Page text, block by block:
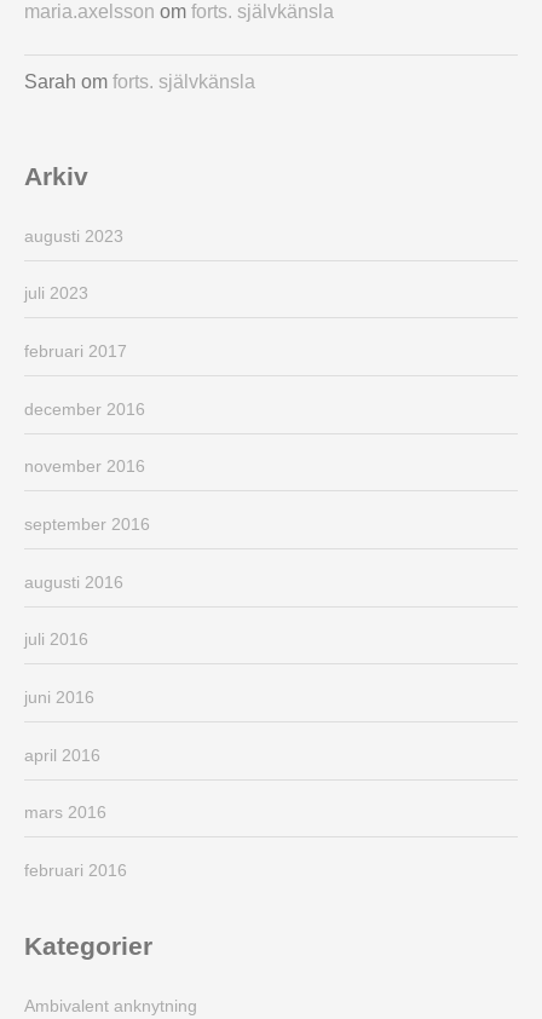
maria.axelsson om forts. självkänsla
Sarah om forts. självkänsla
Arkiv
augusti 2023
juli 2023
februari 2017
december 2016
november 2016
september 2016
augusti 2016
juli 2016
juni 2016
april 2016
mars 2016
februari 2016
Kategorier
Ambivalent anknytning